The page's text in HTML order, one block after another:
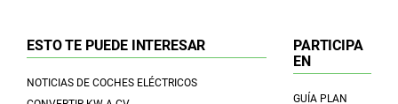
ESTO TE PUEDE INTERESAR
NOTICIAS DE COCHES ELÉCTRICOS
PARTICIPA
EN
GUÍA PLAN